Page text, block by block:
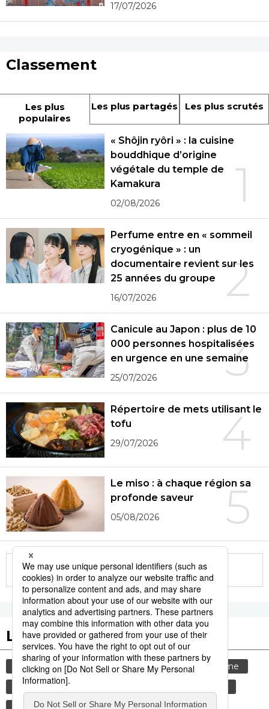
17/07/2026
Classement
Les plus
populaires
Les plus partagés Les plus scrutés
1
« Shôjin ryôri » : la cuisine
bouddhique d’origine
végétale du temple de
Kamakura
02/08/2026
2
Perfume entre en « sommeil
cryogénique » : un
documentaire revient sur les
25 années du groupe
16/07/2026
3
Canicule au Japon : plus de 10
000 personnes hospitalisées
en urgence en une semaine
25/07/2026
4
Répertoire de mets utilisant le
tofu
29/07/2026
5
Le miso : à chaque région sa
profonde saveur
05/08/2026
More in this series
Les tags populaires
gastronomie culture société
tourisme
animal
bœuf